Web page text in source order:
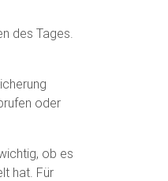
des Tages.
oder
ob es
hat. Für